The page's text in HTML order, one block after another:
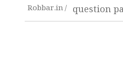
Robbar.in question